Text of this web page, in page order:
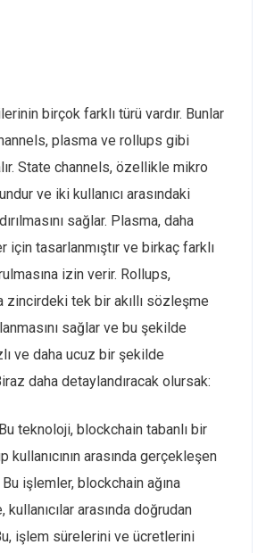
birçok farklı türü vardır. Bunlar
plasma ve rollups gibi
State channels, özellikle mikro
ve iki kullanıcı arasındaki
sağlar. Plasma, daha
için tasarlanmıştır ve birkaç farklı
izin verir. Rollups,
zincirdeki tek bir akıllı sözleşme
sağlar ve bu şekilde
ve daha ucuz bir şekilde
daha detaylandıracak olursak:
teknoloji, blockchain tabanlı bir
arasında gerçekleşen
işlemler, blockchain ağına
kullanıcılar arasında doğrudan
işlem sürelerini ve ücretlerini